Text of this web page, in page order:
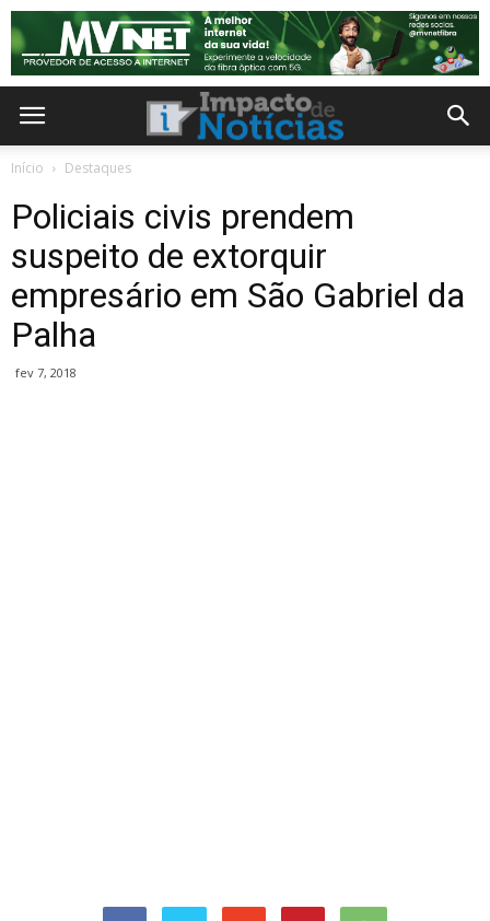
Início Destaques
Policiais civis prendem
suspeito de extorquir
empresário em São Gabriel da
Palha
fev 7, 2018